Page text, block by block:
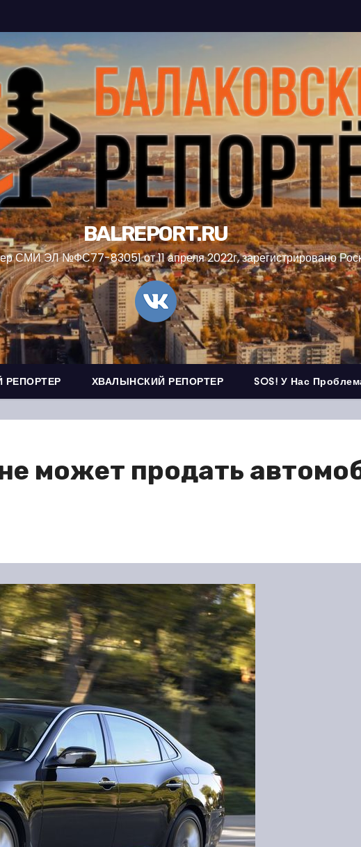
BALREPORT.RU
СМИ ЭЛ №ФС77-83051 от 11 апреля 2022г, зарегистрировано
РЕПОРТЕР ХВАЛЫНСКИЙ РЕПОРТЕР SOS! У Нас
может продать